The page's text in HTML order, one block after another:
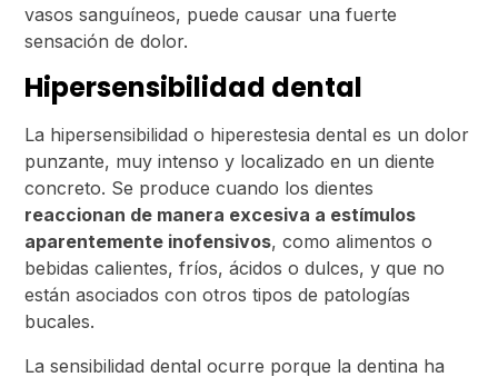
vasos sanguíneos, puede causar una fuerte
sensación de dolor.
Hipersensibilidad dental
La hipersensibilidad o hiperestesia dental es un dolor
punzante, muy intenso y localizado en un diente
concreto. Se produce cuando los dientes
reaccionan de manera excesiva a estímulos
aparentemente inofensivos, como alimentos o
bebidas calientes, fríos, ácidos o dulces, y que no
están asociados con otros tipos de patologías
bucales.
La sensibilidad dental ocurre porque la dentina ha